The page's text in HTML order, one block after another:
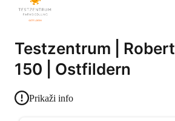
Testzentrum |
150 | Ostfildern
Prikaži info